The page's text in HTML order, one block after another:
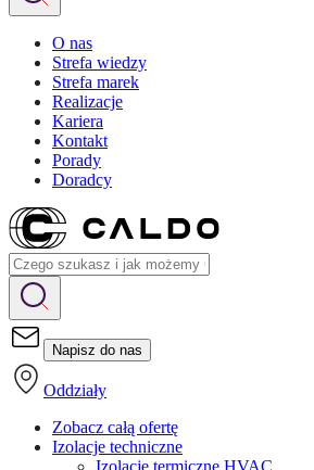
O nas
Strefa wiedzy
Strefa marek
Realizacje
Kariera
Kontakt
Porady
Doradcy
Napisz do nas
Oddziały
Zobacz całą ofertę
Izolacje techniczne
Izolacje termiczne HVAC